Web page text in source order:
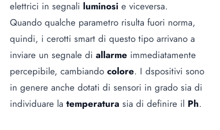
elettrici in segnali luminosi e viceversa.
Quando qualche parametro risulta fuori norma,
quindi, i cerotti smart di questo tipo arrivano a
inviare un segnale di allarme immediatamente
percepibile, cambiando colore. I dspositivi sono
in genere anche dotati di sensori in grado sia di
individuare la temperatura sia di definire il Ph.